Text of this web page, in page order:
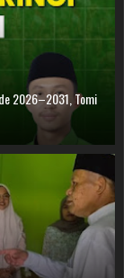
2026–2031, Tomi